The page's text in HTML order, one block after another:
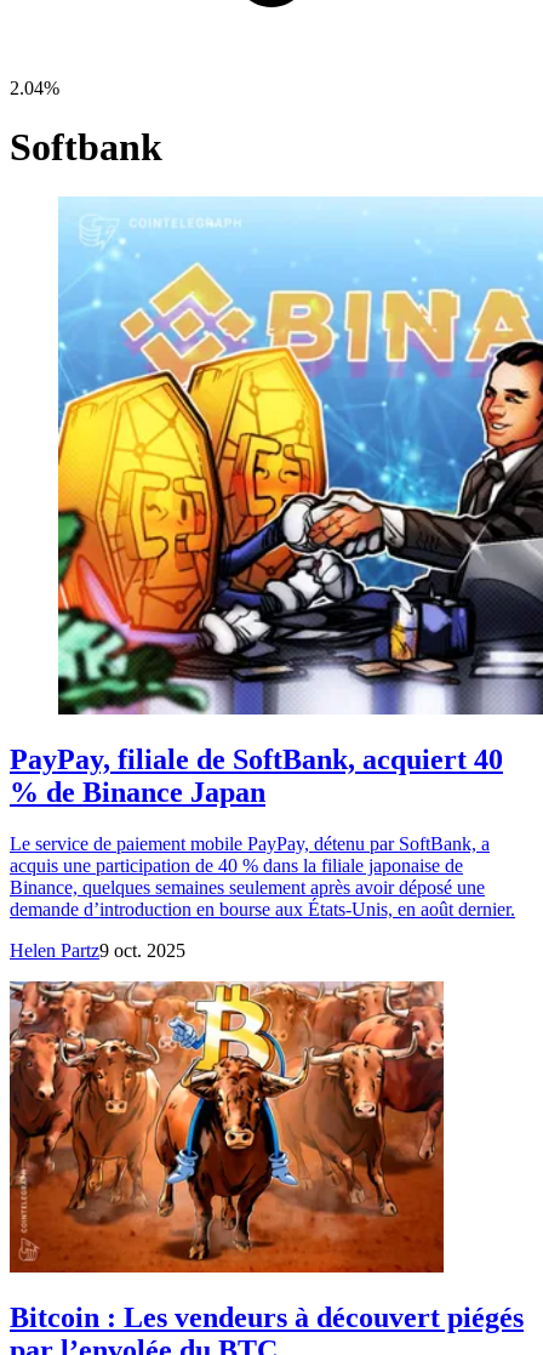
2.04%
Softbank
PayPay, filiale de SoftBank, acquiert 40
% de Binance Japan
Le service de paiement mobile PayPay, détenu par SoftBank, a
acquis une participation de 40 % dans la filiale japonaise de
Binance, quelques semaines seulement après avoir déposé une
demande d’introduction en bourse aux États-Unis, en août dernier.
Helen Partz9 oct. 2025
Bitcoin : Les vendeurs à découvert piégés